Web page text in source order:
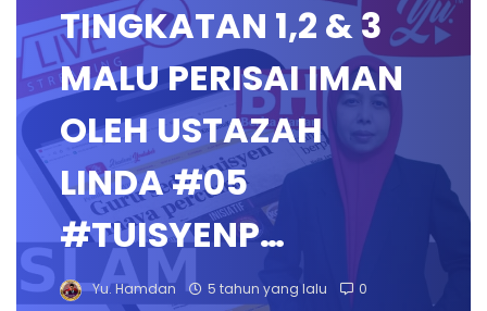
TINGKATAN 1,2 & 3
MALU PERISAI IMAN
OLEH USTAZAH
LINDA #05
#TUISYENP…
Yu. Hamdan 5 tahun yang lalu 0